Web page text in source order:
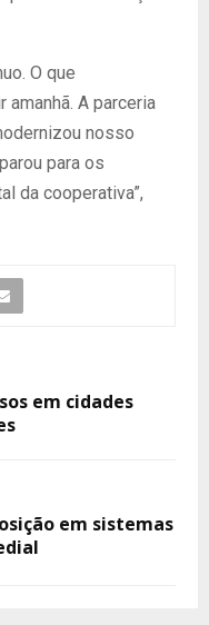
O que
A parceria
nosso
para os
da cooperativa”,
em cidades
em sistemas